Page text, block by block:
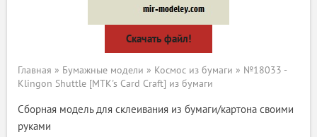
Скачать файл!
Главная » Бумажные модели » Космос из бумаги » №18033 -
Klingon Shuttle [MTK's Card Craft] из бумаги
Сборная модель для склеивания из бумаги/картона своими
руками